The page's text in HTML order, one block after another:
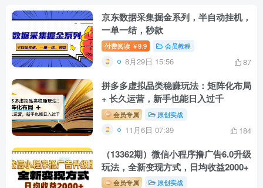
京东数据采集掘金系列，半自动挂机，
一单一结，秒款
付费阅读 ￥9.9 会员教程
8月29日 15:56 87
拼多多虚拟品类稳赚玩法：矩阵化布局
+ 长久运营，新手也能日入过千
会员专属 原创实战
11月6日 07:39 184
（13362期）微信小程序撸广告6.0升级
玩法，全新变现方式，日均收益2000+
会员专属 原创实战